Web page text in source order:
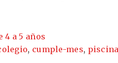
4 a 5 años
, cumple-mes, piscina